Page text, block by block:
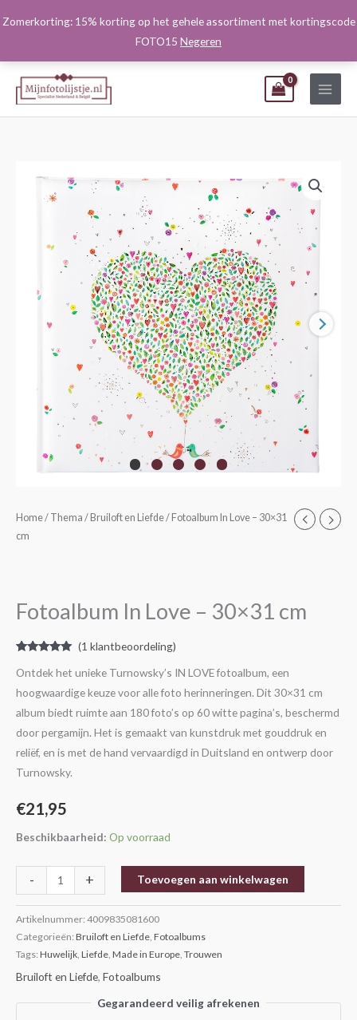
Zomerkorting: 15% korting op het gehele assortiment met kortingscode
FOTO15 Negeren
naar
Home/ Thema / Bruiloft en Liefde/ Fotoalbum In Love – 30×31
cm
Fotoalbum In Love – 30×31 cm
5.00op 5
op
(1 klantbeoordeling)
Ontdek het unieke Turnowsky’s IN LOVE fotoalbum, een
hoogwaardige keuze voor alle foto herinneringen. Dit 30×31 cm
album biedt ruimte aan 180 foto’s op 60 witte pagina’s, beschermd
door pergamijn. Het is gemaakt van kunstdruk met gouddruk en
reliëf, en is met de hand vervaardigd in Duitsland en ontwerp door
Turnowsky.
€21,95
Beschikbaarheid: Op voorraad
-
Fotoalbum
In
cm
+ Toevoegen aan winkelwagen
Artikelnummer: 4009835081600
Categorieën: Bruiloft en Liefde, Fotoalbums
Tags: Huwelijk, Liefde, Made in Europe, Trouwen
Bruiloft en Liefde, Fotoalbums
Gegarandeerd veilig afrekenen